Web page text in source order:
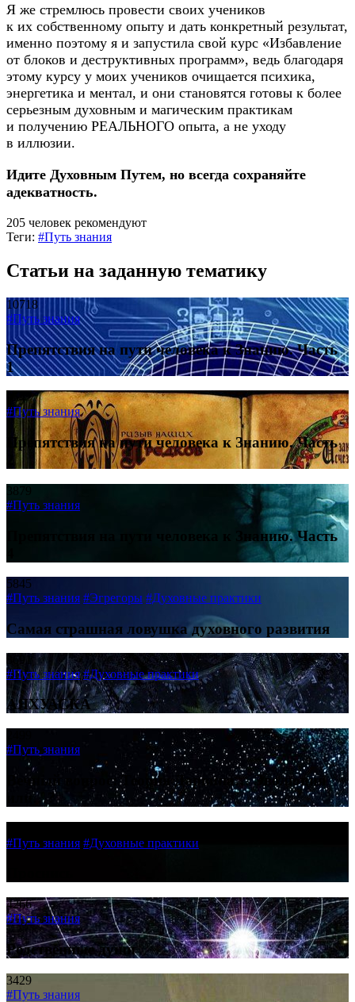
Я же стремлюсь провести своих учеников
к их собственному опыту и дать конкретный результат,
именно поэтому я и запустила свой курс «Избавление
от блоков и деструктивных программ», ведь благодаря
этому курсу у моих учеников очищается психика,
энергетика и ментал, и они становятся готовы к более
серьезным духовным и магическим практикам
и получению РЕАЛЬНОГО опыта, а не уходу
в иллюзии.
Идите Духовным Путем, но всегда сохраняйте
адекватность.
205 человек рекомендуют
Теги: #Путь знания
Статьи на заданную тематику
10718
#Путь знания
Препятствия на пути человека к Знанию. Часть
1
9547
#Путь знания
Препятствия на пути человека к Знанию. Часть
3879
#Путь знания
Препятствия на пути человека к Знанию. Часть
5845
#Путь знания #Эгрегоры #Духовные практики
Самая страшная ловушка духовного развития
3691
#Путь знания #Духовные практики
АЯХУАСКА
#Путь знания
Вечный вопрос: Теория Дарвина… Эволюция
или…?
#Путь знания #Духовные практики
4266
#Путь знания
Родственные души
3429
#Путь знания